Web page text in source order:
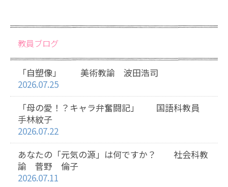
教員ブログ
「自塑像」 美術教諭 波田浩司
2026.07.25
「母の愛！？キャラ弁奮闘記」 国語科教員
手林紋子
2026.07.22
あなたの「元気の源」は何ですか？ 社会科教
諭 菅野 倫子
2026.07.11